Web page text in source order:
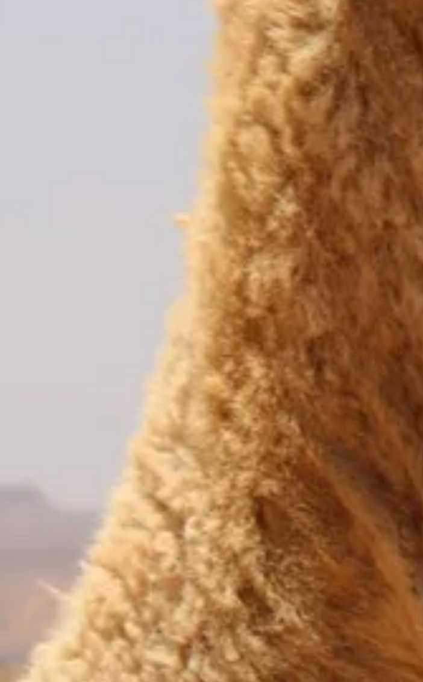
Cada edición es inédita llevando a pilotos y tripulantes
desde el norte de Marruecos al Sur en pleno Erg.